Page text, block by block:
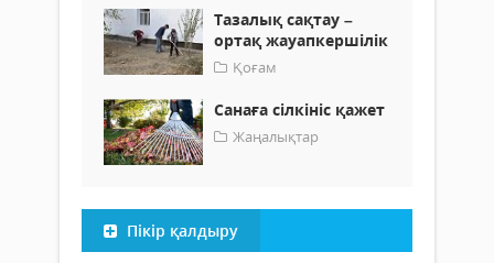
Тазалық сақтау –
ортақ жауапкершілік
Қоғам
Санаға сілкініс қажет
Жаңалықтар
Пікір қалдыру